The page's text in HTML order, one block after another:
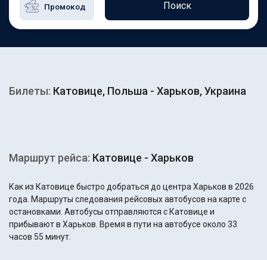
Поиск
Билеты: Катовице, Польша - Харьков, Украина
Маршрут рейса: Катовице - Харьков
Как из Катовице быстро добраться до центра Харьков в 2026
года. Маршруты следования рейсовых автобусов на карте с
остановками. Автобусы отправляются с Катовице и
прибывают в Харьков. Время в пути на автобусе около 33
часов 55 минут.